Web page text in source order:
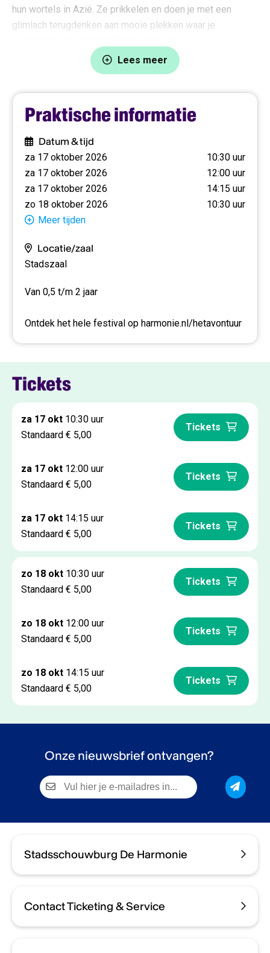
hun wortels in Azië. Ze prikkelen en doen je met een
glimlach terugdenken aan mooie plekken waar je
Met percussie, klarinet, trompet en zang ontstaat een
luisteren, bewegen of juist rustig genieten van alles wat er
om hen heen gebeurt. Heel even komen tuimelen mag,
lekker een half uur blijven deinen en soezelen ook.
Tuimelaar
is een warme en zintuiglijke muziekvoorstelling
van Frisse Oren speciaal voor baby's vanaf 6 t/m 18
maanden. Een eerste theaterervaring vol klanken,
verwondering en kleine avonturen.
Lees meer
Praktische informatie
Datum & tijd
za 17 oktober 2026
10:30 uur
za 17 oktober 2026
12:00 uur
za 17 oktober 2026
14:15 uur
zo 18 oktober 2026
10:30 uur
Meer tijden
Locatie/zaal
Stadszaal
Van 0,5 t/m 2 jaar
Ontdek het hele festival op harmonie.nl/hetavontuur
Tickets
za 17 okt 10:30 uur
Standaard € 5,00
Tickets
za 17 okt 12:00 uur
Standaard € 5,00
Tickets
za 17 okt 14:15 uur
Standaard € 5,00
Tickets
zo 18 okt 10:30 uur
Standaard € 5,00
Tickets
zo 18 okt 12:00 uur
Standaard € 5,00
Tickets
zo 18 okt 14:15 uur
Standaard € 5,00
Tickets
Onze nieuwsbrief ontvangen?
Stadsschouwburg De Harmonie
Contact Ticketing & Service